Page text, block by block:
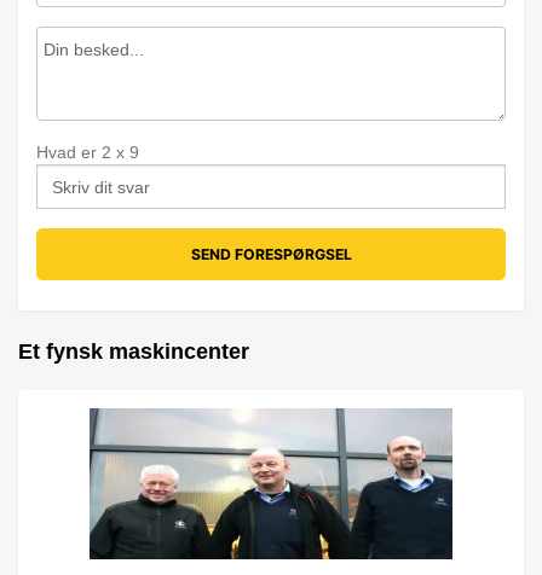
Hvad er 2 x 9
Et fynsk maskincenter